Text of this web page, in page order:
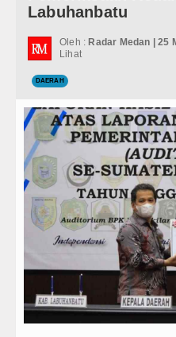
Hiburan
Olahraga
Teknologi
Internasional
Wisata
TIPS dan TRIK
+ Lainnya
Video
Kesehatan
Rico
Tim
Labuhanbatu
Oleh : Radar Medan | 25
Lihat
DAERAH